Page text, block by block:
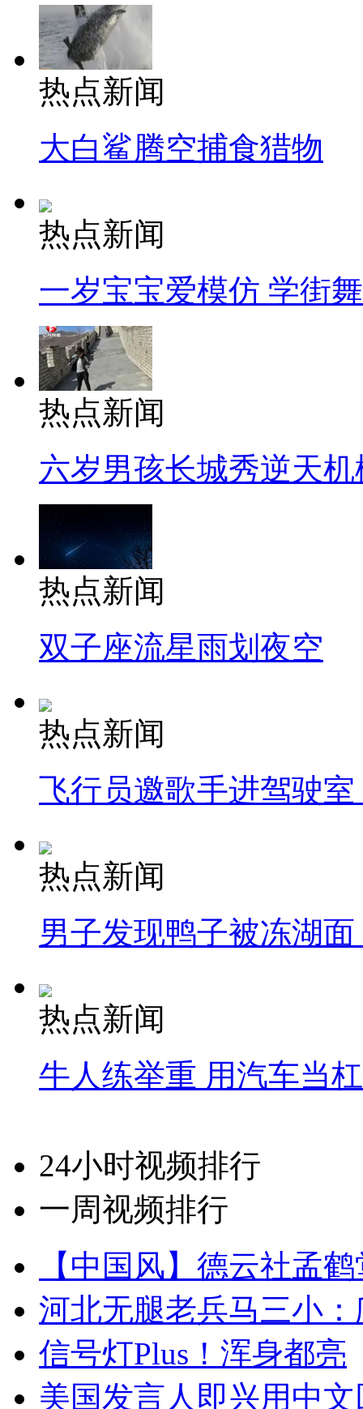
热点新闻
大白鲨腾空捕食猎物
热点新闻
一岁宝宝爱模仿 学街
热点新闻
六岁男孩长城秀逆天机
热点新闻
双子座流星雨划夜空
热点新闻
飞行员邀歌手进驾驶
热点新闻
男子发现鸭子被冻湖
热点新闻
牛人练举重 用汽车当
24小时视频排行
一周视频排行
【中国风】德云社孟
河北无腿老兵马三小
信号灯Plus！浑身都亮
美国发言人即兴用中